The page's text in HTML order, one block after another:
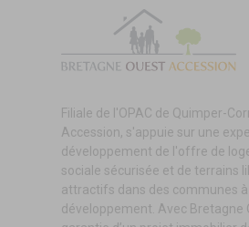
Filiale de l'OPAC de Quimper-
Accession, s'appuie sur une
développement de l'offre de
sociale sécurisée et de terrains
attractifs dans des communes
développement. Avec Bretagne